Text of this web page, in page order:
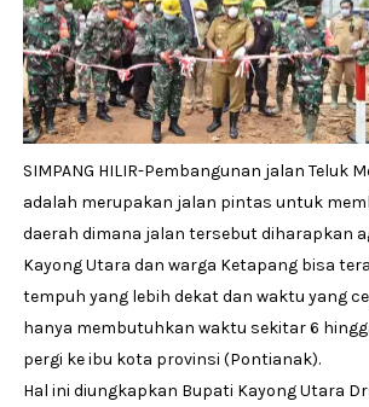
SIMPANG HILIR-Pembangunan jalan Teluk
adalah merupakan jalan pintas untuk
daerah dimana jalan tersebut diharapkan
Kayong Utara dan warga Ketapang bisa
tempuh yang lebih dekat dan waktu yang
hanya membutuhkan waktu sekitar 6
pergi ke ibu kota provinsi (Pontianak).
Hal ini diungkapkan Bupati Kayong Utara